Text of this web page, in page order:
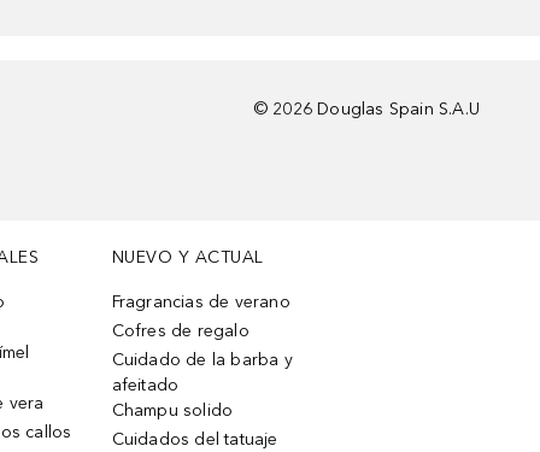
© 2026 Douglas Spain S.A.U
vera
callos
NUEVO Y ACTUAL
Fragrancias de verano
Cofres de regalo
Cuidado de la barba y
afeitado
Champu solido
Cuidados del tatuaje